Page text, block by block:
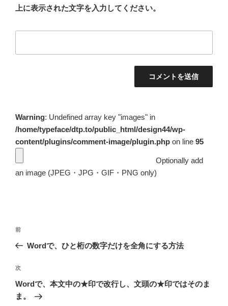
上に表示された文字を入力してください。
Warning: Undefined array key "images" in
/home/typeface/dtp.to/public_html/design44/wp-
content/plugins/comment-image/plugin.php on line 95
Optionally add
an image (JPEG・JPG・GIF・PNG only)
投
ナ
ビ
ゲ
ー
前
の
稿
前
Wordで、ひと桁の数字だけを全角にする方法
次
の
投
次
Wordで、本文中の★印で改行し、文頭の★印ではそのま
ま。